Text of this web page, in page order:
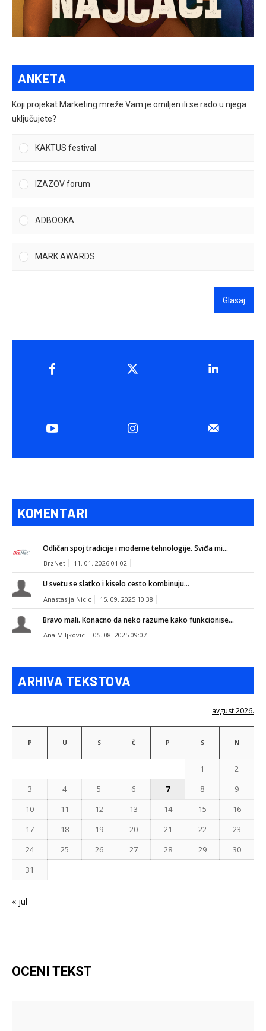
ANKETA
Koji projekat Marketing mreže Vam je omiljen ili se rado u njega
uključujete?
KAKTUS festival
IZAZOV forum
ADBOOKA
MARK AWARDS
Glasaj
KOMENTARI
Odličan spoj tradicije i moderne tehnologije. Sviđa mi...
BrzNet 11. 01. 2026 01:02
U svetu se slatko i kiselo cesto kombinuju...
Anastasija Nicic 15. 09. 2025 10:38
Bravo mali. Konacno da neko razume kako funkcionise...
Ana Miljkovic 05. 08. 2025 09:07
ARHIVA TEKSTOVA
avgust 2026.
P U S Č P S N
1
2
3
4 5 6 7 8
9
10
11 12 13 14 15
16
17
18 19 20 21 22
23
24
25 26 27 28 29
30
31
« jul
OCENI TEKST